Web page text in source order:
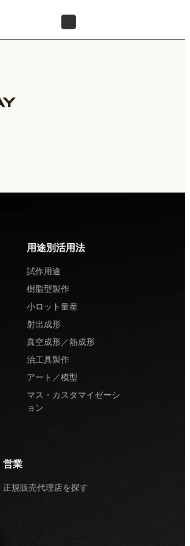
用途別活用法
試作用途
樹脂型製作
小ロット量産
射出成形
真空成形／熱成形
治工具製作
アート／模型
マス・カスタマイゼーシ
ョン
営業
正規販売代理店を探す